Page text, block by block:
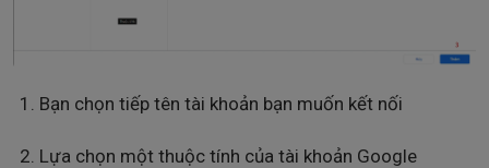
Bạn chọn tiếp tên tài khoản bạn muốn kết nối
Lựa chọn một thuộc tính của tài khoản Google